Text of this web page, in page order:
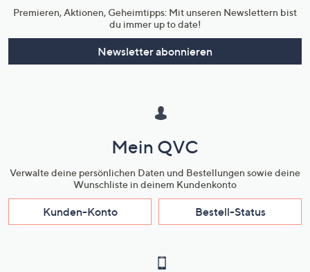
Premieren, Aktionen, Geheimtipps: Mit unseren Newslettern bist
du immer up to date!
Newsletter abonnieren
Mein QVC
Verwalte deine persönlichen Daten und Bestellungen sowie deine
Wunschliste in deinem Kundenkonto
Kunden-Konto Bestell-Status